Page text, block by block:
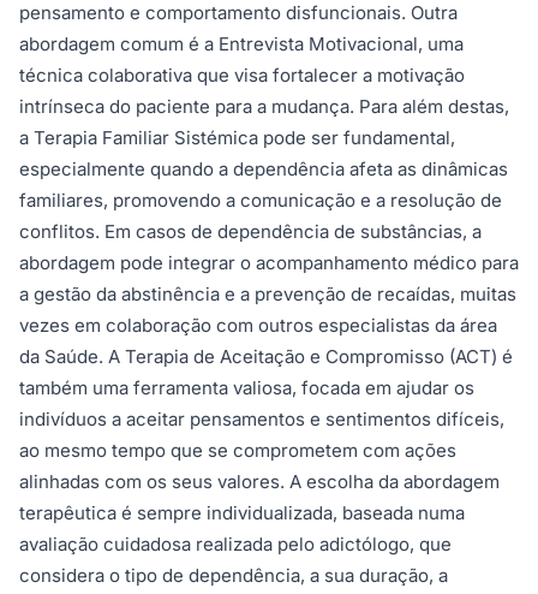
pensamento e comportamento disfuncionais. Outra
abordagem comum é a Entrevista Motivacional, uma
técnica colaborativa que visa fortalecer a motivação
intrínseca do paciente para a mudança. Para além destas,
a Terapia Familiar Sistémica pode ser fundamental,
especialmente quando a dependência afeta as dinâmicas
familiares, promovendo a comunicação e a resolução de
conflitos. Em casos de dependência de substâncias, a
abordagem pode integrar o acompanhamento médico para
a gestão da abstinência e a prevenção de recaídas, muitas
vezes em colaboração com outros especialistas da área
da Saúde. A Terapia de Aceitação e Compromisso (ACT) é
também uma ferramenta valiosa, focada em ajudar os
indivíduos a aceitar pensamentos e sentimentos difíceis,
ao mesmo tempo que se comprometem com ações
alinhadas com os seus valores. A escolha da abordagem
terapêutica é sempre individualizada, baseada numa
avaliação cuidadosa realizada pelo adictólogo, que
considera o tipo de dependência, a sua duração, a